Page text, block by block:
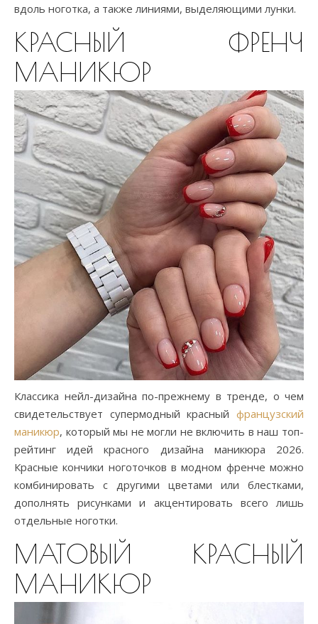
вдоль ноготка, а также линиями, выделяющими лунки.
КРАСНЫЙ ФРЕНЧ
МАНИКЮР
Классика нейл-дизайна по-прежнему в тренде, о чем
свидетельствует супермодный красный французский
маникюр, который мы не могли не включить в наш топ-
рейтинг идей красного дизайна маникюра 2026.
Красные кончики ноготочков в модном френче можно
комбинировать с другими цветами или блестками,
дополнять рисунками и акцентировать всего лишь
отдельные ноготки.
МАТОВЫЙ КРАСНЫЙ
МАНИКЮР